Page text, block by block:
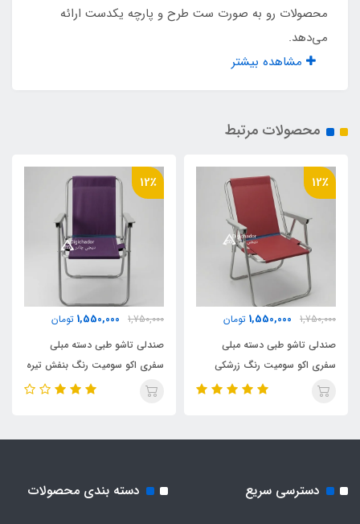
محصولات رو به صورت ست طرح و پارچه یکدست ارائه
می‌دهد.
مشاهده بیشتر
محصولات مرتبط
12٪
1,750,000
1,550,000 تومان
صندلی تاشو طبی دسته مبلی
سفری اکو سومیت رنگ زرشکی
12٪
1,750,000
1,550,000 تومان
صندلی تاشو طبی دسته مبلی
سفری اکو سومیت رنگ بنفش تیره
دسترسی سریع دسته بندی محصولات